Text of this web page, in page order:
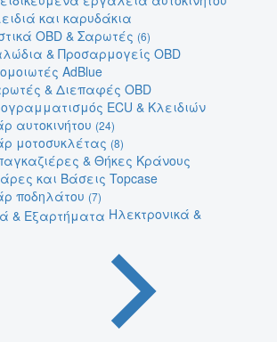
και καρυδάκια
OBD & Σαρωτές (6)
& Προσαρμογείς OBD
AdBlue
& Διεπαφές OBD
ECU & Κλειδιών
αυτοκινήτου (24)
μοτοσυκλέτας (8)
& Θήκες Κράνους
και Βάσεις Topcase
ποδηλάτου (7)
Ηλεκτρονικά &